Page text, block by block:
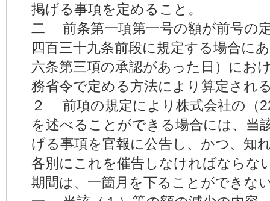
掲げる事項を定めること。
二 前条第一項第一号の額が前号の
四百三十九条前段に規定する場合に
六条第三項の承認があった日）にお
務省令で定める方法により算定され
２ 前項の規定により株式会社の
を述べることができる場合には、当
げる事項を官報に公告し、かつ、知
各別にこれを催告しなければならな
期間は、一箇月を下ることができな